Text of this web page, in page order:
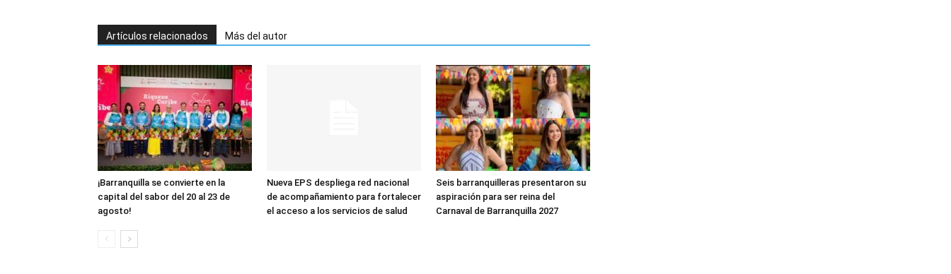
Artículos relacionados Más del autor
¡Barranquilla se convierte en la
capital del sabor del 20 al 23 de
agosto!
Nueva EPS despliega red nacional
de acompañamiento para fortalecer
el acceso a los servicios de salud
Seis barranquilleras presentaron su
aspiración para ser reina del
Carnaval de Barranquilla 2027